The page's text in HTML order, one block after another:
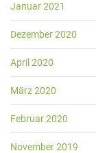
Januar 2021
Dezember 2020
April 2020
März 2020
Februar 2020
November 2019